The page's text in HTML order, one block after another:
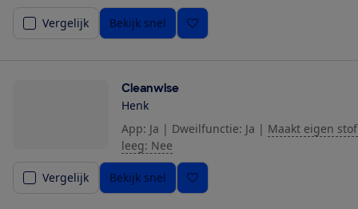
Vergelijk Bekijk snel
Cleanwise
Henk
App: Ja | Dweilfunctie: Ja | Maakt eigen
leeg: Nee
Vergelijk Bekijk snel